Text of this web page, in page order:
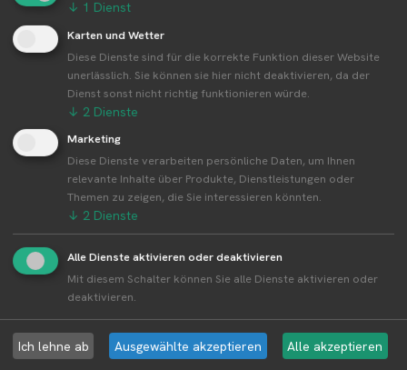
Weitere Standorte von Klemme
Obstplantagen
Klemme Obstplantagen betreibt 8 Standorte
Alle Standorte von Klemme Obstplantagen↗
Kompakte Übersicht aller Standorte inkl.
Firmensitz von Klemme Obstplantagen in einer
Karte und als Liste amzeigen.
Aktuelle Infos zur Region 34393
Grebenstein
Erntewetter für Grebenstein
↓ 1 Dienst
Karten und Wetter
Diese Dienste sind für die korrekte Funktion dieser Website
unerlässlich. Sie können sie hier nicht deaktivieren, da der
Dienst sonst nicht richtig funktionieren würde.
↓ 2 Dienste
Marketing
Diese Dienste verarbeiten persönliche Daten, um Ihnen
relevante Inhalte über Produkte, Dienstleistungen oder
Themen zu zeigen, die Sie interessieren könnten.
↓ 2 Dienste
Alle Dienste aktivieren oder deaktivieren
Mit diesem Schalter können Sie alle Dienste aktivieren oder
deaktivieren.
Ich lehne ab Ausgewählte akzeptieren Alle akzeptieren